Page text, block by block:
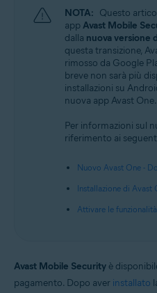
Avast Mobile Security
Avast Mobile Security Premium
Avast Mobile Security Ultimate
Sistemi operativi:
Android e iOS
NOTA: Questo
appAvast Mobile
dalla nuova versione
questa transizione,
rimosso da Google
breve non sarà più
installazioni su
nuova app Avast One.
Per informazioni sul
riferimento ai
Nuovo Avast One -
Installazione di Avast
Attivare le
Avast Mobile Security è
pagamento. Dopo aver installato